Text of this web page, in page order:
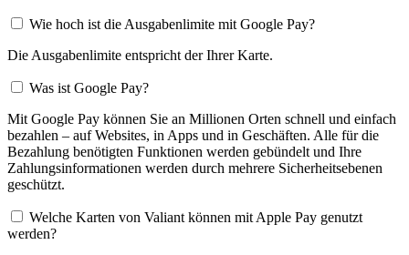
Wie hoch ist die Ausgabenlimite mit Google Pay?
Die Ausgabenlimite entspricht der Ihrer Karte.
Was ist Google Pay?
Mit Google Pay können Sie an Millionen Orten schnell und einfach
bezahlen – auf Websites, in Apps und in Geschäften. Alle für die
Bezahlung benötigten Funktionen werden gebündelt und Ihre
Zahlungsinformationen werden durch mehrere Sicherheitsebenen
geschützt.
Welche Karten von Valiant können mit Apple Pay genutzt
werden?